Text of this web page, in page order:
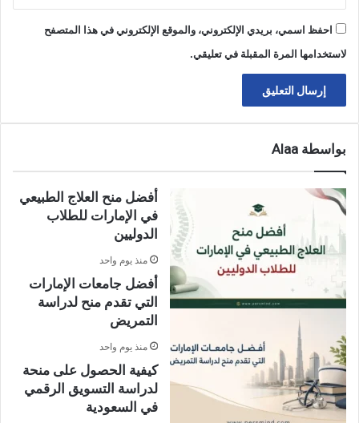
احفظ اسمي، بريدي الإلكتروني، والموقع الإلكتروني في هذا المتصفح
لاستخدامها المرة المقبلة في تعليقي.
بواسطة Alaa
أفضل منح العلاج الطبيعي
في الإمارات للطلاب
الدوليين
منذ يوم واحد
أفضل جامعات الإمارات
التي تقدم منح لدراسة
التمريض
منذ يوم واحد
كيفية الحصول على منحة
لدراسة التسويق الرقمي
في السعودية